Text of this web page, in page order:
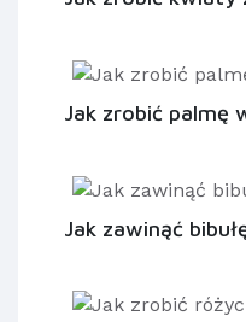
Jak zrobić palmę
Jak zawinąć